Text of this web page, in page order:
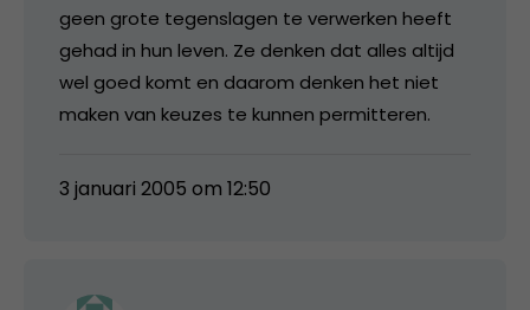
geen grote tegenslagen te verwerken heeft
gehad in hun leven. Ze denken dat alles altijd
wel goed komt en daarom denken het niet
maken van keuzes te kunnen permitteren.
3 januari 2005 om 12:50